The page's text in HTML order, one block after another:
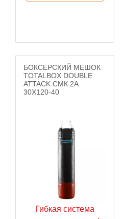
БОКСЕРСКИЙ МЕШОК
TOTALBOX DOUBLE
ATTACK СМК 2А
30Х120-40
Гибкая система